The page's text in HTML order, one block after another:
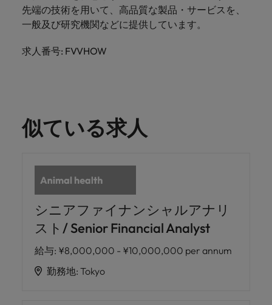
自動車
自動車分
てご紹介
秘書/ビ
ジネスサ
M&A ア
きます。
くださ
い。
M&A アドバイザリー & コンサルティング
マレーシア ベトナム
先端の技術を用いて、高品質な製品・サービスを、
一般及び研究機関などに提供しています。
求人番号: FVVHOW
似ている求人
シニアファイナンシャルアナリ
スト/ Senior Financial Analyst
給与: ¥8,000,000 - ¥10,000,000 per annum
勤務地: Tokyo